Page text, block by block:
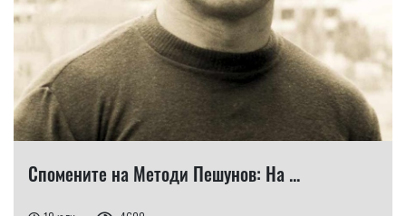
Спомените на Методи Пешунов: На ...